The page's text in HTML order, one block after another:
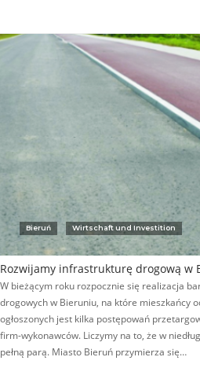
Bieruń Wirtschaft und Investition
Rozwijamy infrastrukturę drogową w
W bieżącym roku rozpocznie się realizacja
drogowych w Bieruniu, na które mieszkańcy
ogłoszonych jest kilka postępowań
firm-wykonawców. Liczymy na to, że w
pełną parą. Miasto Bieruń przymierza się…